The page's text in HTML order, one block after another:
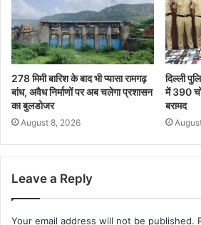
278 मिमी बारिश के बाद भी प्यासा रामगढ़
बांध, अवैध निर्माणों पर अब चलेगा प्रशासन
का बुलडोजर
August 8, 2026
दिल्ली
में 390
बरामद
Leave a Reply
Your email address will not be published.